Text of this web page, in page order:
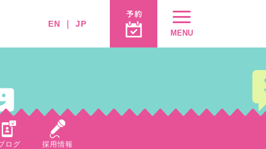
EN ｜ JP
MENU
ログ 採用情報